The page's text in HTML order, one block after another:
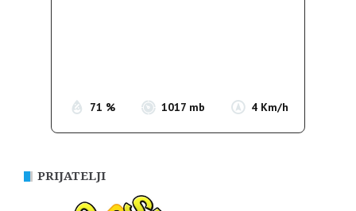
71 % 1017 mb 4 Km/h
PRIJATELJI